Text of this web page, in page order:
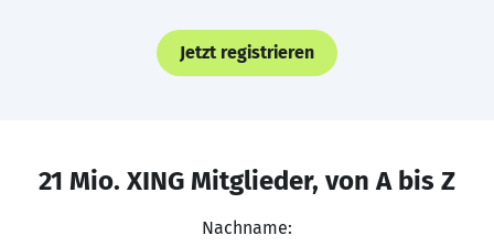
Jetzt registrieren
21 Mio. XING Mitglieder, von A bis Z
Nachname: